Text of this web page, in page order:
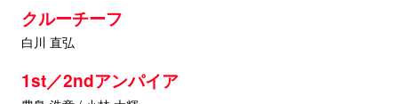
クルーチーフ
白川 直弘
1st／2ndアンパイア